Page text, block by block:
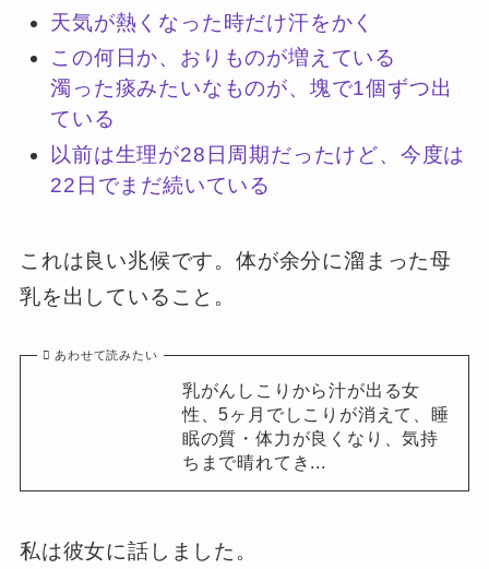
天気が熱くなった時だけ汗をかく
この何日か、おりものが増えている
濁った痰みたいなものが、塊で1個ずつ出
ている
以前は生理が28日周期だったけど、今度は
22日でまだ続いている
これは良い兆候です。体が余分に溜まった母
乳を出していること。
あわせて読みたい
乳がんしこりから汁が出る女
性、5ヶ月でしこりが消えて、睡
眠の質・体力が良くなり、気持
ちまで晴れてき...
私は彼女に話しました。